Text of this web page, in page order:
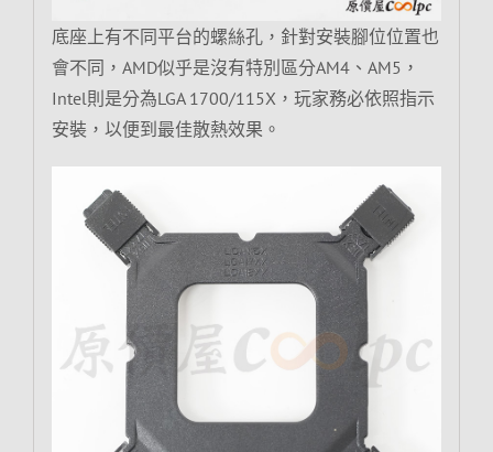
底座上有不同平台的螺絲孔，針對安裝腳位位置也
會不同，AMD似乎是沒有特別區分AM4、AM5，
Intel則是分為LGA 1700/115X，玩家務必依照指示
安裝，以便到最佳散熱效果。